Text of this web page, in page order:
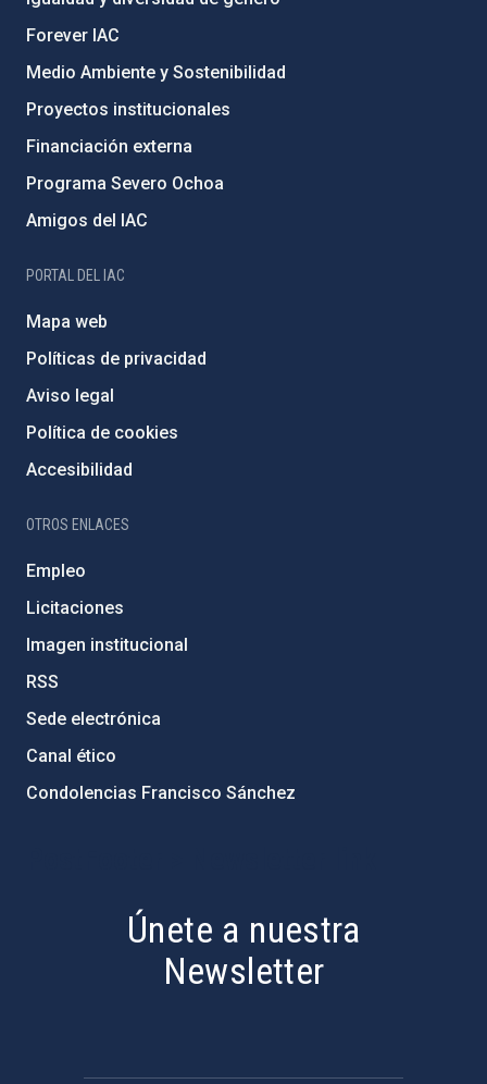
Forever IAC
Medio Ambiente y Sostenibilidad
Proyectos institucionales
Financiación externa
Programa Severo Ochoa
Amigos del IAC
PORTAL DEL IAC
Mapa web
Políticas de privacidad
Aviso legal
Política de cookies
Accesibilidad
OTROS ENLACES
Empleo
Licitaciones
Imagen institucional
RSS
Sede electrónica
Canal ético
Condolencias Francisco Sánchez
Únete a nuestra
Newsletter